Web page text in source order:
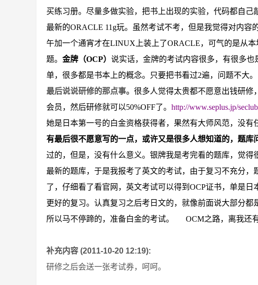
买练习册。 尽量多做实验，把书上出现的实验，代码都自己
最新的ORACLE 11g玩。虽然考试不考，但是我觉得对内容
午加一个通宵才在LINUX 上装上了ORACLE，可气的是从
题。 金牌（OCP） 说实话，金牌的考试内容很多，有很多
单，很多都是书本上的概念。只要把书看过2遍，问题不大。
最后说说研修的那点事。 很多人觉得太贵都不愿意出钱研修
会员，然后研修就可以50%OFF了。 http://www.seplus.jp/
她是日本第一号的白金资格获得者，果然有大师风范，没有
有最后很不愿意写的一点，或许又是很多人想知道的，题库
过的，但是，没有什么意义。 银牌我是考完看的题库，觉得
最新的题库，于是我报考了英文的考试，由于复习不充分
了，仔细看了看官网，英文考试可以得到 OCP证书，单是日
更好的复习。认真复习之后考日文的，就像前面说大部分都
所以马不停蹄的，准备白金的考试。
OCM之路，离我还
补充内容 (2011-10-20 12:19):
研修之后会送一张考试券，呵呵。